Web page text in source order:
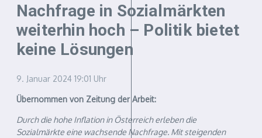
Nachfrage in Sozialmärkten
weiterhin hoch – Politik bietet
keine Lösungen
9. Januar 2024 19:01 Uhr
Übernommen von Zeitung der Arbeit:
Durch die hohe Inflation in Österreich erleben die
Sozialmärkte eine wachsende Nachfrage. Mit steigenden